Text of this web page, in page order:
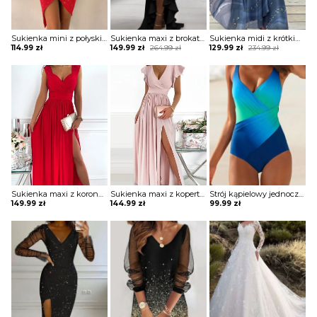
Sukienka mini z połyskiem asymetryczna
114.99 zł
Sukienka maxi z brokatową górą i falbaną
264.99zł
Original
264.99 zł.
149.99 zł
Current
149.99 zł.
Sukienka midi z krótkim rękawem ze zwiewnego materiału
234.99zł
Original
was:
234.99 zł.
129.99 zł
Current
129.99 zł.
Sukienka maxi z koronkowymi ramiączkami
149.99 zł
Sukienka maxi z kopertową górą z falbankami
144.99 zł
Strój kąpielowy jednoczęściowy z drapowaniem
99.99 zł